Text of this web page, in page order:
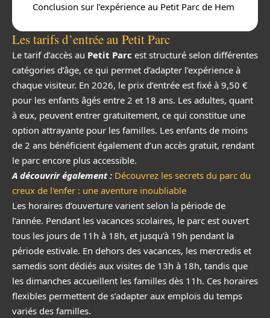
Conclusion sur l’expérience au Petit Parc de Hem
Les tarifs d’entrée au Petit Parc
Le tarif d’accès au Petit Parc est structuré selon différentes
catégories d’âge, ce qui permet d’adapter l’expérience à
chaque visiteur. En 2026, le prix d’entrée est fixé à 9,50 €
pour les enfants âgés entre 2 et 18 ans. Les adultes, quant
à eux, peuvent entrer gratuitement, ce qui constitue une
option attrayante pour les familles. Les enfants de moins
de 2 ans bénéficient également d’un accès gratuit, rendant
le parc encore plus accessible.
A découvrir également : Découvrez les secrets du parc du
creux de l'enfer : une aventure inoubliable
Les horaires d’ouverture varient selon la période de
l’année. Pendant les vacances scolaires, le parc est ouvert
tous les jours de 11h à 18h, et jusqu’à 19h pendant la
période estivale. En dehors des vacances, les mercredis et
samedis sont dédiés aux visites de 13h à 18h, tandis que
les dimanches accueillent les familles dès 11h. Ces horaires
flexibles permettent de s’adapter aux emplois du temps
variés des familles.